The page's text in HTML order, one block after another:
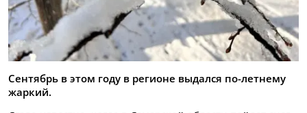
Сентябрь в этом году в регионе выдался по-летнему
жаркий.